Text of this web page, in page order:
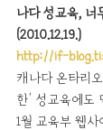
나다 성교육, 너
(2010.12.19.)
http://if-
캐나다 온타리
한’ 성교육에도
1월 교육부 웹